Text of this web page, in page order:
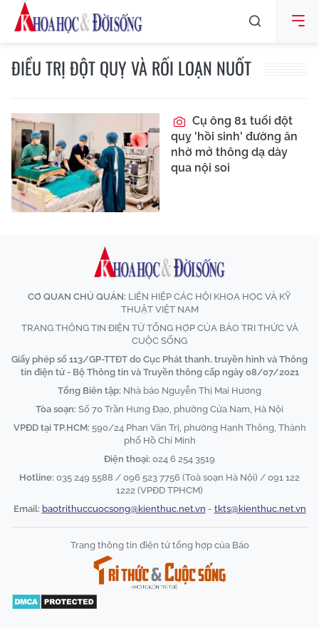
ĐIỀU TRỊ ĐỘT QUỴ VÀ RỐI LOẠN NUỐT
Cụ ông 81 tuổi đột
quỵ 'hồi sinh' đường ăn
nhờ mở thông dạ dày
qua nội soi
CƠ QUAN CHỦ QUẢN: LIÊN HIỆP CÁC HỘI KHOA HỌC VÀ KỸ
THUẬT VIỆT NAM
TRANG THÔNG TIN ĐIỆN TỬ TỔNG HỢP CỦA BÁO TRI THỨC VÀ
CUỘC SỐNG
Giấy phép số 113/GP-TTĐT do Cục Phát thanh, truyền hình và Thông
tin điện tử - Bộ Thông tin và Truyền thông cấp ngày 08/07/2021
Tổng Biên tập: Nhà báo Nguyễn Thị Mai Hương
Tòa soạn: Số 70 Trần Hưng Đạo, phường Cửa Nam, Hà Nội
VPĐD tại TP.HCM: 590/24 Phan Văn Trị, phường Hạnh Thông, Thành
phố Hồ Chí Minh
Điện thoại: 024 6 254 3519
Hotline: 035 249 5588 / 096 523 7756 (Toà soạn Hà Nội) / 091 122
1222 (VPĐD TPHCM)
Email: baotrithuccuocsong@kienthuc.net.vn - tkts@kienthuc.net.vn
Trang thông tin điện tử tổng hợp của Báo